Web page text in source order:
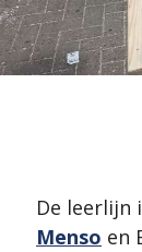
De leerlijn
Menso en